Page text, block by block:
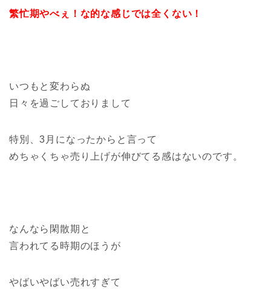
繁忙期やべぇ！な的な感じでは全くない！
いつもと変わらぬ
日々を過ごしておりまして
特別、3月になったからと言って
めちゃくちゃ売り上げが伸びてる感はないのです。
なんなら閑散期と
言われてる時期のほうが
やばいやばい売れすぎて